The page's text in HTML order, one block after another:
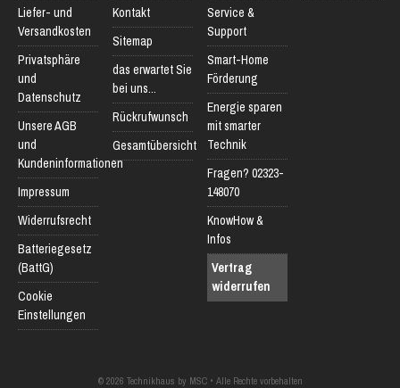
Liefer- und
Versandkosten
Privatsphäre
und
Datenschutz
Unsere AGB
und
Kundeninformationen
Impressum
Widerrufsrecht
Batteriegesetz
(BattG)
Cookie
Einstellungen
Kontakt
Sitemap
das erwartet Sie
bei uns...
Rückrufwunsch
Gesamtübersicht
Service &
Support
Smart-Home
Förderung
Energie sparen
mit smarter
Technik
Fragen? 02323-
148070
KnowHow &
Infos
Vertrag
widerrufen
© 2026 Technikhaus by MSC • Alle Rechte vorbehalten